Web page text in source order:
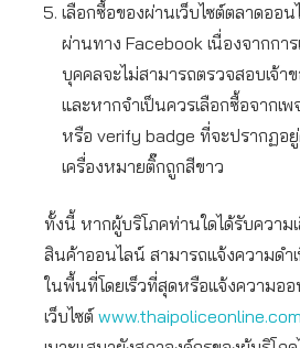
เลือกซื้อของผ่านเว็บไซต์ตลาดออ
ผ่านทาง Facebook เนื่องจากกา
บุคคลจะไม่สามารถตรวจสอบเจ้า
และหากจำเป็นควรเลือกซื้อจาก
หรือ verify badge ที่จะปรากฏอ
เครื่องหมายติ๊กถูกสีขาว
ทั้งนี้ หากผู้บริโภคท่านใดได้รับความ
สินค้าออนไลน์ สามารถแจ้งความด
ในพื้นที่โดยเร็วที่สุดหรือแจ้งความออ
เว็บไซต์ www.thaipoliceonline.com